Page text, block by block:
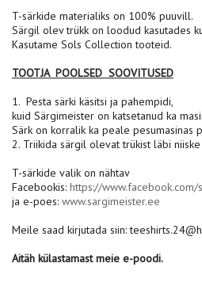
T-särkide materialiks on 100% puuvill.
Särgil olev trükk on loodud kasutades
Kasutame Sols Collection tooteid.
TOOTJA POOLSED SOOVITUSED
1. Pesta särki käsitsi ja pahempidi,
kuid Särgimeister on katsetanud ka
Särk on korralik ka peale pesumasinas
2. Triikida särgil olevat trükist läbi
T-särkide valik on nähtav
Facebookis: https://www.facebook.com/
ja e-poes: www.sargimeister.ee
Meile saad kirjutada siin:
Aitäh külastamast meie e-poodi.